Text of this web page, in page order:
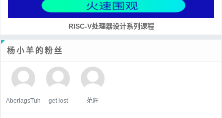
RISC-V处理器设计系列课程
杨小羊的粉丝
AberlagsTuh get lost 范辉